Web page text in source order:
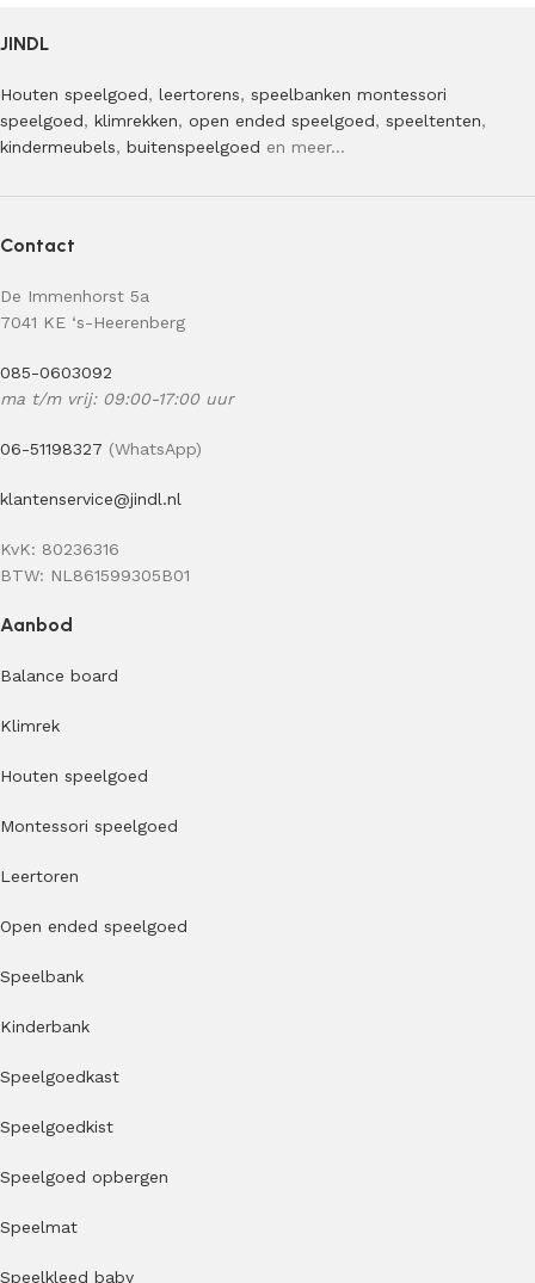
JINDL
Houten speelgoed, leertorens, speelbanken montessori
speelgoed, klimrekken, open ended speelgoed, speeltenten,
kindermeubels, buitenspeelgoed en meer…
Contact
De Immenhorst 5a
7041 KE ‘s-Heerenberg
085-0603092
ma t/m vrij: 09:00-17:00 uur
06-51198327 (WhatsApp)
klantenservice@jindl.nl
KvK: 80236316
BTW: NL861599305B01
Aanbod
Balance board
Klimrek
Houten speelgoed
Montessori speelgoed
Leertoren
Open ended speelgoed
Speelbank
Kinderbank
Speelgoedkast
Speelgoedkist
Speelgoed opbergen
Speelmat
Speelkleed baby